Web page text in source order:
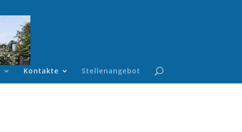
Kontakte Stellenangebot